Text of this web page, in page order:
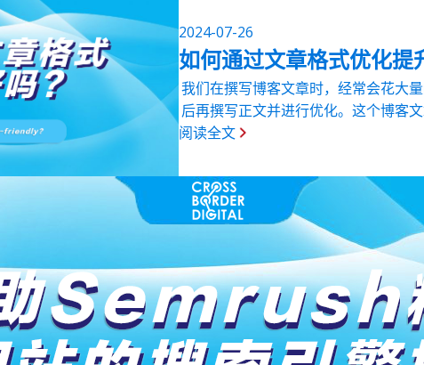
2024-07-26
如何通过文章格式优化提
我们在撰写博客文章时，经常会花大
后再撰写正文并进行优化。这个博客
将产出的一篇内容效益最大化，大家
阅读全文